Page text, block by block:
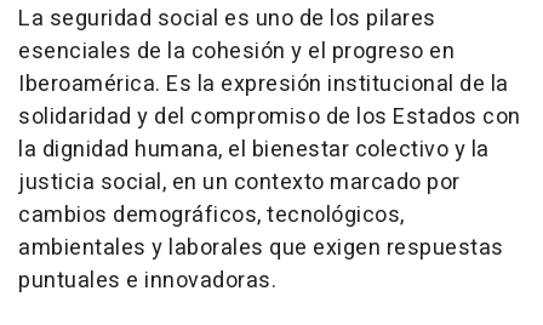
La seguridad social es uno de los pilares
esenciales de la cohesión y el progreso en
Iberoamérica. Es la expresión institucional de la
solidaridad y del compromiso de los Estados con
la dignidad humana, el bienestar colectivo y la
justicia social, en un contexto marcado por
cambios demográficos, tecnológicos,
ambientales y laborales que exigen respuestas
puntuales e innovadoras.